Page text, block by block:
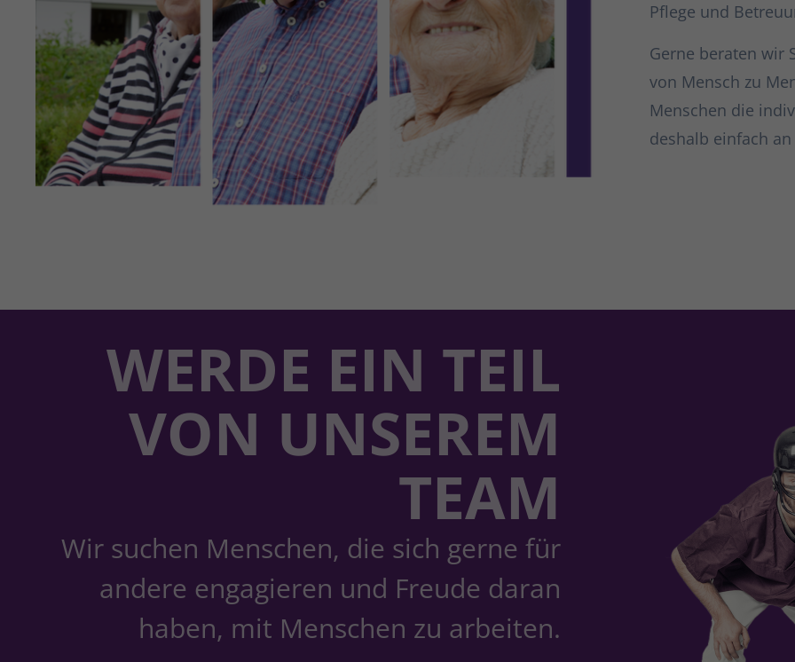
Pflege und
Gerne beraten wir
von Mensch zu
Menschen die
deshalb einfach
WERDE EIN TEIL
VON UNSEREM
TEAM
Wir suchen Menschen, die sich gerne für
andere engagieren und Freude daran
haben, mit Menschen zu arbeiten.